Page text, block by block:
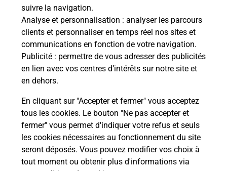
suivre la navigation.
Analyse et personnalisation : analyser les parcours
clients et personnaliser en temps réel nos sites et
communications en fonction de votre navigation.
Publicité : permettre de vous adresser des publicités
en lien avec vos centres d’intérêts sur notre site et
en dehors.
En cliquant sur "Accepter et fermer" vous acceptez
tous les cookies. Le bouton "Ne pas accepter et
fermer" vous permet d'indiquer votre refus et seuls
les cookies nécessaires au fonctionnement du site
seront déposés. Vous pouvez modifier vos choix à
tout moment ou obtenir plus d'informations via
Comment La Poste participe-t-elle
à votre sécurité au quotidien ?
Puis-je passer mon code de la route
avec La Poste et sous quelles
conditions ?
Localiser Liste Marne HEILTZ LE MAURUPT